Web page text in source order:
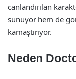
canlandırılan
sunuyor hem de
kamaştırıyor.
Neden